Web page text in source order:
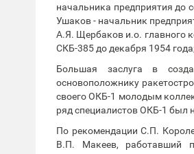
начальника предприятия до
Ушаков - начальник
А.Я. Щербаков и.о. главного
СКБ-385 до декабря 1954
Большая заслуга в
основоположнику
своего ОКБ-1 молодым
ряд специалистов ОКБ-1 был
По рекомендации С.П.
В.П. Макеев, работавший